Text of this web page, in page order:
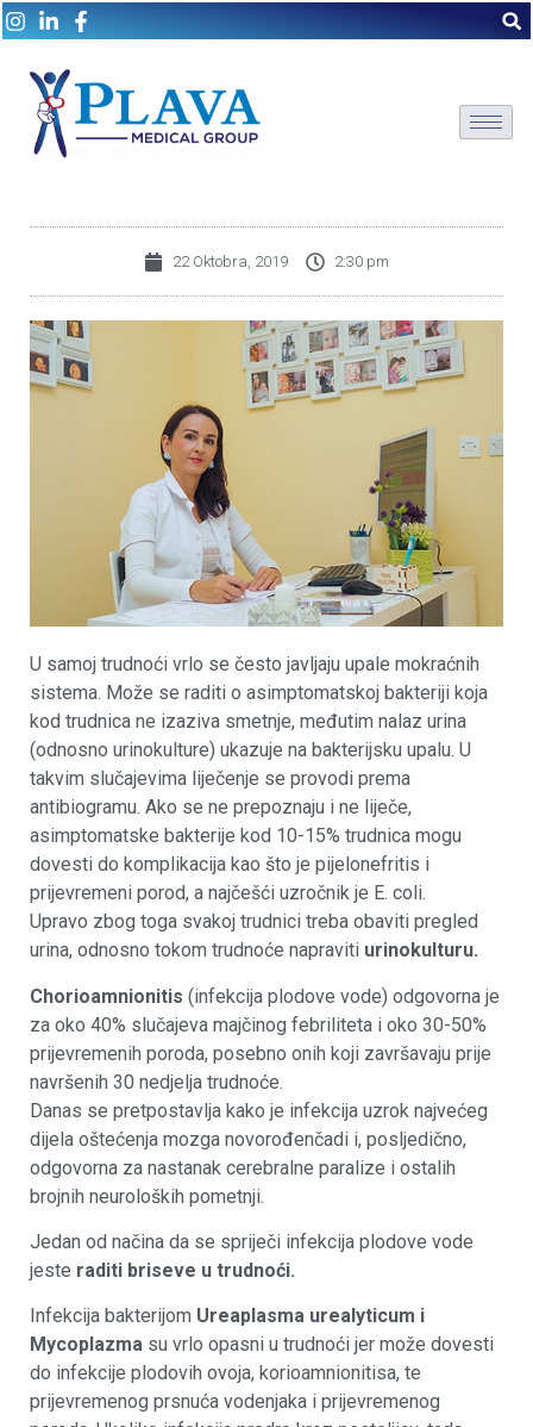
22 Oktobra, 2019 2:30 pm
U samoj trudnoći vrlo se često javljaju upale mokraćnih
sistema. Može se raditi o asimptomatskoj bakteriji koja
kod trudnica ne izaziva smetnje, međutim nalaz urina
(odnosno urinokulture) ukazuje na bakterijsku upalu. U
takvim slučajevima liječenje se provodi prema
antibiogramu. Ako se ne prepoznaju i ne liječe,
asimptomatske bakterije kod 10-15% trudnica mogu
dovesti do komplikacija kao što je pijelonefritis i
prijevremeni porod, a najčešći uzročnik je E. coli.
Upravo zbog toga svakoj trudnici treba obaviti pregled
urina, odnosno tokom trudnoće napraviti urinokulturu.
Chorioamnionitis (infekcija plodove vode) odgovorna je
za oko 40% slučajeva majčinog febriliteta i oko 30-50%
prijevremenih poroda, posebno onih koji završavaju prije
navršenih 30 nedjelja trudnoće.
Danas se pretpostavlja kako je infekcija uzrok najvećeg
dijela oštećenja mozga novorođenčadi i, posljedično,
odgovorna za nastanak cerebralne paralize i ostalih
brojnih neuroloških pometnji.
Jedan od načina da se spriječi infekcija plodove vode
jeste raditi briseve u trudnoći.
Infekcija bakterijom Ureaplasma urealyticum i
Mycoplazma su vrlo opasni u trudnoći jer može dovesti
do infekcije plodovih ovoja, korioamnionitisa, te
prijevremenog prsnuća vodenjaka i prijevremenog